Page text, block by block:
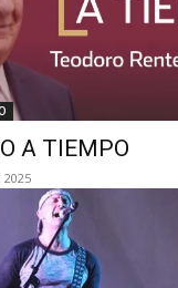
A TIEMPO